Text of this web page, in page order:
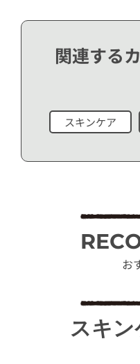
関連する
スキンケア
お
スキ